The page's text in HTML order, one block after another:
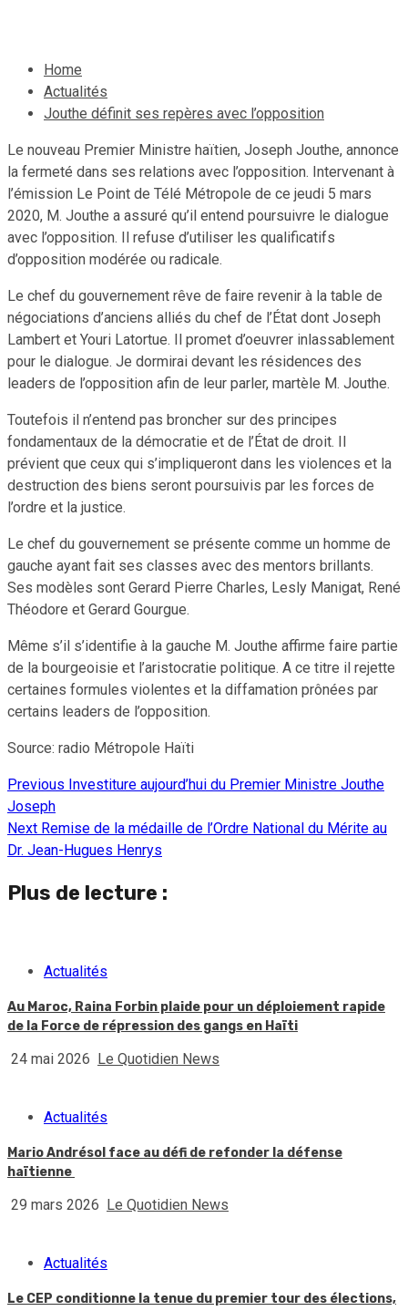
Home
Actualités
Jouthe définit ses repères avec l’opposition
Le nouveau Premier Ministre haïtien, Joseph Jouthe, annonce
la fermeté dans ses relations avec l’opposition. Intervenant à
l’émission Le Point de Télé Métropole de ce jeudi 5 mars
2020, M. Jouthe a assuré qu’il entend poursuivre le dialogue
avec l’opposition. Il refuse d’utiliser les qualificatifs
d’opposition modérée ou radicale.
Le chef du gouvernement rêve de faire revenir à la table de
négociations d’anciens alliés du chef de l’État dont Joseph
Lambert et Youri Latortue. Il promet d’oeuvrer inlassablement
pour le dialogue. Je dormirai devant les résidences des
leaders de l’opposition afin de leur parler, martèle M. Jouthe.
Toutefois il n’entend pas broncher sur des principes
fondamentaux de la démocratie et de l’État de droit. Il
prévient que ceux qui s’impliqueront dans les violences et la
destruction des biens seront poursuivis par les forces de
l’ordre et la justice.
Le chef du gouvernement se présente comme un homme de
gauche ayant fait ses classes avec des mentors brillants.
Ses modèles sont Gerard Pierre Charles, Lesly Manigat, René
Théodore et Gerard Gourgue.
Même s’il s’identifie à la gauche M. Jouthe affirme faire partie
de la bourgeoisie et l’aristocratie politique. A ce titre il rejette
certaines formules violentes et la diffamation prônées par
certains leaders de l’opposition.
Source: radio Métropole Haïti
Continue
Reading
Previous Investiture aujourd’hui du Premier Ministre Jouthe
Joseph
Next Remise de la médaille de l’Ordre National du Mérite au
Dr. Jean-Hugues Henrys
Plus de lecture :
Actualités
Au Maroc, Raina Forbin plaide pour un déploiement rapide
de la Force de répression des gangs en Haïti
24 mai 2026 Le Quotidien News
Actualités
Mario Andrésol face au défi de refonder la défense
haïtienne
29 mars 2026 Le Quotidien News
Actualités
Le CEP conditionne la tenue du premier tour des élections,